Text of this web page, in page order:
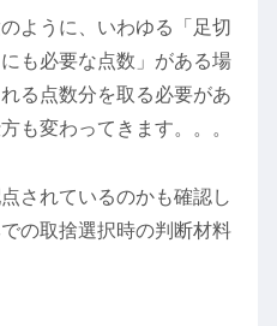
ように、いわゆる「足切
も必要な点数」がある場
る点数分を取る必要があ
も変わってきます。。。
されているのかも確認し
の取捨選択時の判断材料